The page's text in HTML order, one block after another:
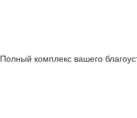
Полный комплекс вашего